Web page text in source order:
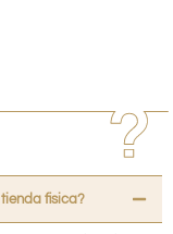
tienda fisica?